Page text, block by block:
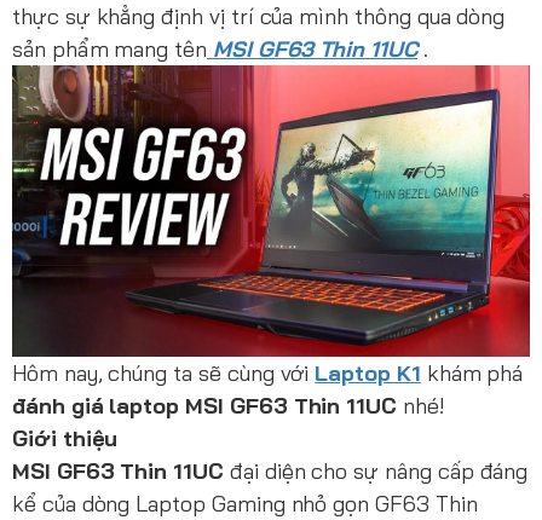
thực sự khẳng định vị trí của mình thông qua dòng
sản phẩm mang tên MSI GF63 Thin 11UC.
Hôm nay, chúng ta sẽ cùng với Laptop K1 khám phá
đánh giá laptop MSI GF63 Thin 11UC nhé!
Giới thiệu
MSI GF63 Thin 11UC đại diện cho sự nâng cấp đáng
kể của dòng Laptop Gaming nhỏ gọn GF63 Thin